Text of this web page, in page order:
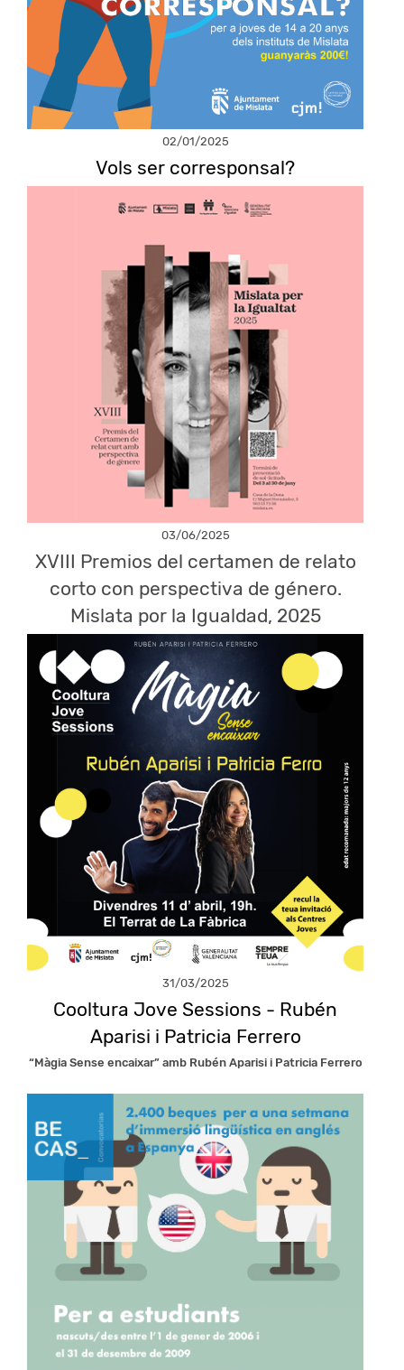
02/01/2025
Vols ser corresponsal?
03/06/2025
XVIII Premios del certamen de relato
corto con perspectiva de género.
Mislata por la Igualdad, 2025
31/03/2025
Cooltura Jove Sessions - Rubén
Aparisi i Patricia Ferrero
“Màgia Sense encaixar” amb Rubén Aparisi i Patricia Ferrero